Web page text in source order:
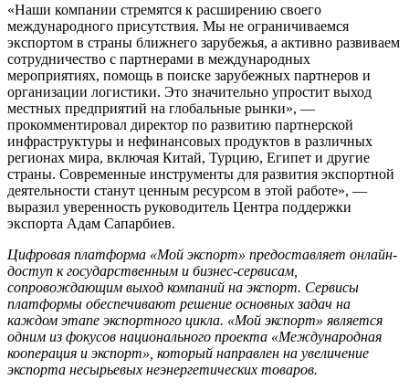
«Наши компании стремятся к расширению своего
международного присутствия. Мы не ограничиваемся
экспортом в страны ближнего зарубежья, а активно развиваем
сотрудничество с партнерами в международных
мероприятиях, помощь в поиске зарубежных партнеров и
организации логистики. Это значительно упростит выход
местных предприятий на глобальные рынки», —
прокомментировал директор по развитию партнерской
инфраструктуры и нефинансовых продуктов в различных
регионах мира, включая Китай, Турцию, Египет и другие
страны. Современные инструменты для развития экспортной
деятельности станут ценным ресурсом в этой работе», —
выразил уверенность руководитель Центра поддержки
экспорта Адам Сапарбиев.
Цифровая платформа «Мой экспорт» предоставляет онлайн-
доступ к государственным и бизнес-сервисам,
сопровождающим выход компаний на экспорт. Сервисы
платформы обеспечивают решение основных задач на
каждом этапе экспортного цикла. «Мой экспорт» является
одним из фокусов национального проекта «Международная
кооперация и экспорт», который направлен на увеличение
экспорта несырьевых неэнергетических товаров.